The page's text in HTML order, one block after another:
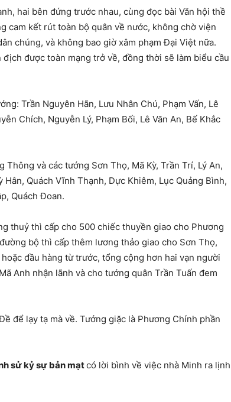
hai bên đứng trước nhau, cùng đọc bài Văn hội thề
cam kết rút toàn bộ quân về nước, không chờ viện
chúng, và không bao giờ xâm phạm Đại Việt nữa.
được toàn mạng trở về, đồng thời sẽ làm biểu cầu
Trần Nguyên Hãn, Lưu Nhân Chú, Phạm Vấn, Lê
Chích, Nguyễn Lý, Phạm Bối, Lê Văn An, Bế Khắc
và các tướng Sơn Thọ, Mã Kỳ, Trần Trí, Lý An,
Quách Vĩnh Thạnh, Dực Khiêm, Lục Quảng Bình,
Quách Đoan.
thuỷ thì cấp cho 500 chiếc thuyền giao cho Phương
bộ thì cấp thêm lương thảo giao cho Sơn Thọ,
đầu hàng từ trước, tổng cộng hơn hai vạn người
Anh nhận lãnh và cho tướng quân Trần Tuấn đem
để lạy tạ mà về. Tướng giặc là Phương Chính phần
sử kỷ sự bản mạtcó lời bình về việc nhà Minh ra lịnh